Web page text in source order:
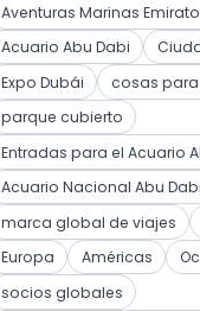
Aventuras Marinas
Acuario Abu Dabi
Expo Dubái
cosas
parque cubierto
Entradas para el Acuario
Acuario Nacional Abu Dabi
marca global de viajes
Europa
Américas
socios globales